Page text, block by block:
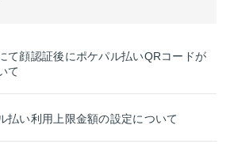
て顔認証後にポケパル払いQRコードが
て
払い利用上限金額の設定について